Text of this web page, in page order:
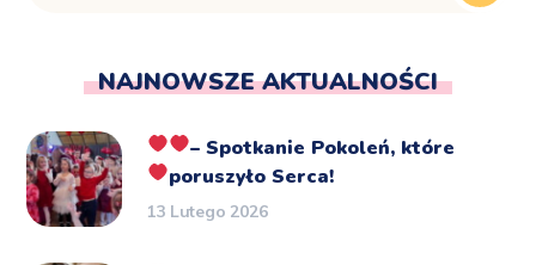
NAJNOWSZE AKTUALNOŚCI
– Spotkanie Pokoleń, które
poruszyło Serca!
13 Lutego 2026